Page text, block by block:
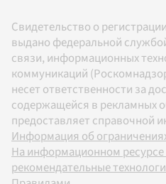
Свидетельство о
выдано федеральной
связи, информационных
коммуникаций
несет ответственности за
содержащейся в рекламных
предоставляет справочной
Информация об
На информационном
рекомендательные